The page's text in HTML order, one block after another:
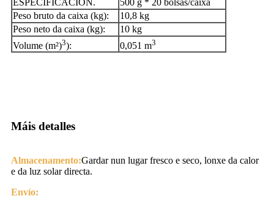
ESPECIFICACIÓN.
500 g * 20 bolsas/caixa
Peso bruto da caixa (kg):
10,8 kg
Peso neto da caixa (kg):
10 kg
Volume (m²)3): 0,051 m3
Máis detalles
Almacenamento:Gardar nun lugar fresco e seco, lonxe da calor
e da luz solar directa.
Envío: